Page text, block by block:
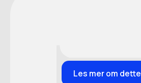
Les mer om dette